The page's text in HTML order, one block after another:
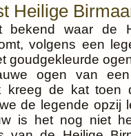
Heilige
bekend waar de
volgens een
goudgekleurde
ogen van
kreeg de kat toen
de legende opzij
is het nog niet